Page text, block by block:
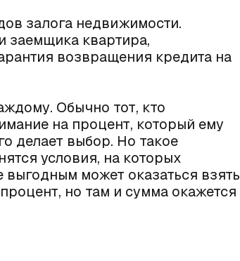
залога недвижимости.
квартира,
возвращения кредита на
Обычно тот, кто
на процент, который ему
делает выбор. Но такое
условия, на которых
может оказаться взять
но там и сумма окажется